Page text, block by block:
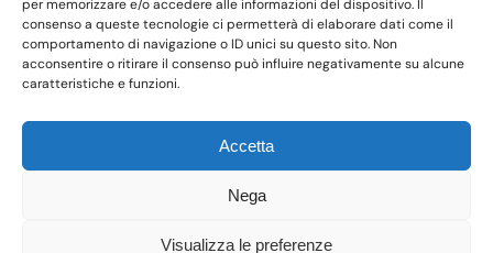
per memorizzare e/o accedere alle informazioni del dispositivo. Il
consenso a queste tecnologie ci permetterà di elaborare dati come il
comportamento di navigazione o ID unici su questo sito. Non
acconsentire o ritirare il consenso può influire negativamente su alcune
caratteristiche e funzioni.
Accetta
Nega
Visualizza le preferenze
©COPYRIGHT 2023-2024
07100900823 – Professionista di cui alla legge
4/2013